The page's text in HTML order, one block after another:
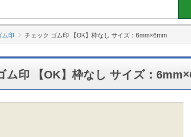
ム印 チェック ゴム印 【OK】枠なし サイズ：6mm×6mm
ム印 【OK】枠なし サイズ：